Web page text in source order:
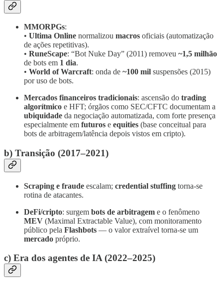
MMORPGs:
• Ultima Online normalizou macros oficiais (automatização
de ações repetitivas).
• RuneScape: “Bot Nuke Day” (2011) removeu ~1,5 milhão
de bots em 1 dia.
• World of Warcraft: onda de ~100 mil suspensões (2015)
por uso de bots.
Mercados financeiros tradicionais: ascensão do trading
algorítmico e HFT; órgãos como SEC/CFTC documentam a
ubiquidade da negociação automatizada, com forte presença
especialmente em futuros e equities (base conceitual para
bots de arbitragem/latência depois vistos em cripto).
b) Transição (2017–2021)
Scraping e fraude escalam; credential stuffing torna‑se
rotina de atacantes.
DeFi/cripto: surgem bots de arbitragem e o fenômeno
MEV (Maximal Extractable Value), com monitoramento
público pela Flashbots — o valor extraível torna‑se um
mercado próprio.
c) Era dos agentes de IA (2022–2025)